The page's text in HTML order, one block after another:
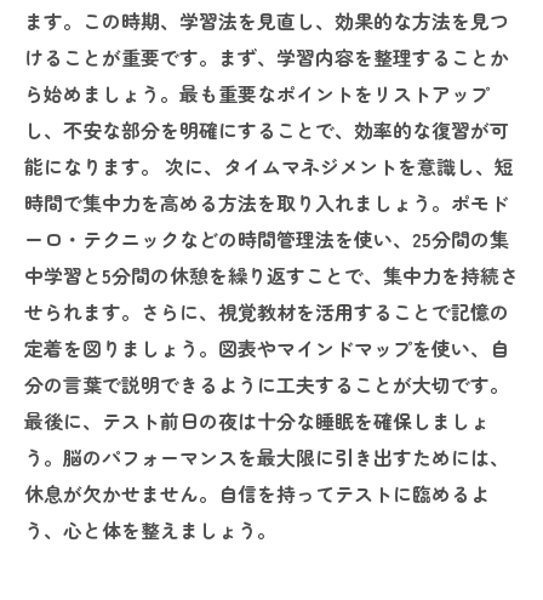
ます。この時期、学習法を見直し、効果的な方法を見つ
けることが重要です。まず、学習内容を整理することか
ら始めましょう。最も重要なポイントをリストアップ
し、不安な部分を明確にすることで、効率的な復習が可
能になります。 次に、タイムマネジメントを意識し、短
時間で集中力を高める方法を取り入れましょう。ポモド
ーロ・テクニックなどの時間管理法を使い、25分間の集
中学習と5分間の休憩を繰り返すことで、集中力を持続さ
せられます。さらに、視覚教材を活用することで記憶の
定着を図りましょう。図表やマインドマップを使い、自
分の言葉で説明できるように工夫することが大切です。
最後に、テスト前日の夜は十分な睡眠を確保しましょ
う。脳のパフォーマンスを最大限に引き出すためには、
休息が欠かせません。自信を持ってテストに臨めるよ
う、心と体を整えましょう。